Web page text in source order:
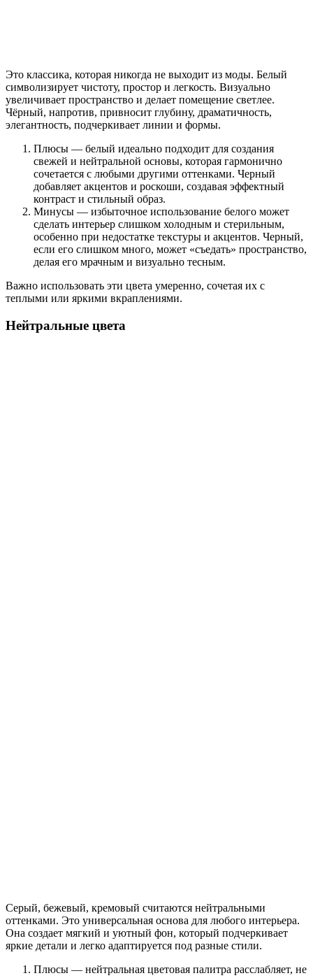
Это классика, которая никогда не выходит из моды. Белый
символизирует чистоту, простор и легкость. Визуально
увеличивает пространство и делает помещение светлее.
Чёрный, напротив, привносит глубину, драматичность,
элегантность, подчеркивает линии и формы.
Плюсы — белый идеально подходит для создания
свежей и нейтральной основы, которая гармонично
сочетается с любыми другими оттенками. Черный
добавляет акцентов и роскоши, создавая эффектный
контраст и стильный образ.
Минусы — избыточное использование белого может
сделать интерьер слишком холодным и стерильным,
особенно при недостатке текстуры и акцентов. Черный,
если его слишком много, может «съедать» пространство,
делая его мрачным и визуально тесным.
Важно использовать эти цвета умеренно, сочетая их с
теплыми или яркими вкраплениями.
Нейтральные цвета
Серый, бежевый, кремовый считаются нейтральными
оттенками. Это универсальная основа для любого интерьера.
Она создает мягкий и уютный фон, который подчеркивает
яркие детали и легко адаптируется под разные стили.
Плюсы — нейтральная цветовая палитра расслабляет, не